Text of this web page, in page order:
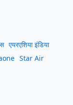
एयरएशिया इंडिया
Star Air